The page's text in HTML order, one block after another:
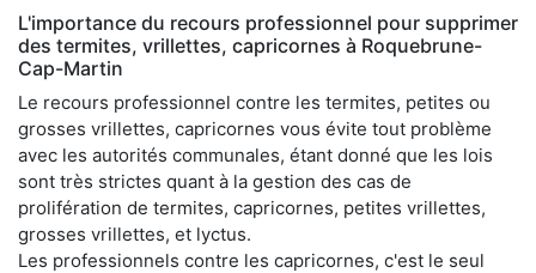
L'importance du recours professionnel pour supprimer
des termites, vrillettes, capricornes à Roquebrune-
Cap-Martin
Le recours professionnel contre les termites, petites ou
grosses vrillettes, capricornes vous évite tout problème
avec les autorités communales, étant donné que les lois
sont très strictes quant à la gestion des cas de
prolifération de termites, capricornes, petites vrillettes,
grosses vrillettes, et lyctus.
Les professionnels contre les capricornes, c'est le seul